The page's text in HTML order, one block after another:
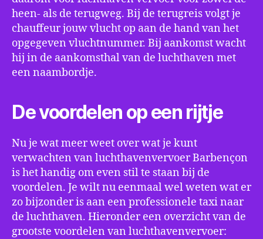
heen- als de terugweg. Bij de terugreis volgt je
chauffeur jouw vlucht op aan de hand van het
opgegeven vluchtnummer. Bij aankomst wacht
hij in de aankomsthal van de luchthaven met
een naambordje.
De voordelen op een rijtje
Nu je wat meer weet over wat je kunt
verwachten van luchthavenvervoer Barbençon
is het handig om even stil te staan bij de
voordelen. Je wilt nu eenmaal wel weten wat er
zo bijzonder is aan een professionele taxi naar
de luchthaven. Hieronder een overzicht van de
grootste voordelen van luchthavenvervoer: